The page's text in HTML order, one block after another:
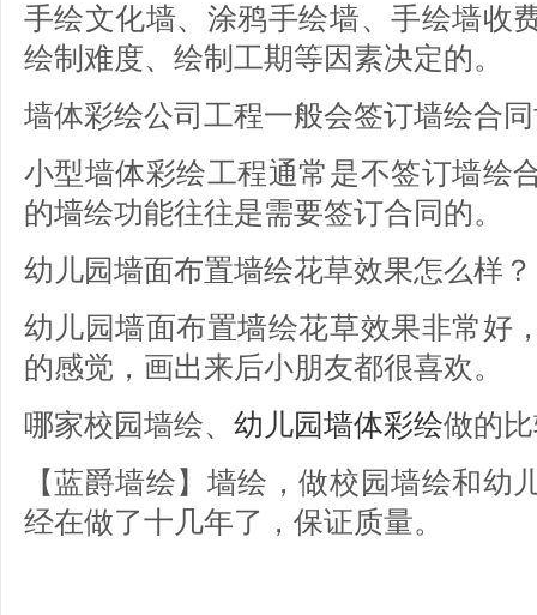
手绘文化墙、涂鸦手绘墙、手绘墙收
绘制难度、绘制工期等因素决定的。
墙体彩绘公司工程一般会签订墙绘合
小型墙体彩绘工程通常是不签订墙绘
的墙绘功能往往是需要签订合同的。
幼儿园墙面布置墙绘花草效果怎么样？
幼儿园墙面布置墙绘花草效果非常好
的感觉，画出来后小朋友都很喜欢。
哪家校园墙绘、 幼儿园墙体彩绘做的
【蓝爵墙绘】墙绘，做校园墙绘和幼
经在做了十几年了，保证质量。